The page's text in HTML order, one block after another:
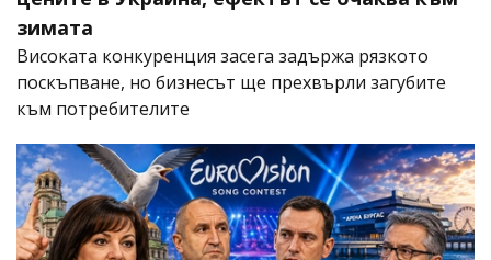
зимата
Високата конкуренция засега задържа рязкото
поскъпване, но бизнесът ще прехвърли загубите
към потребителите